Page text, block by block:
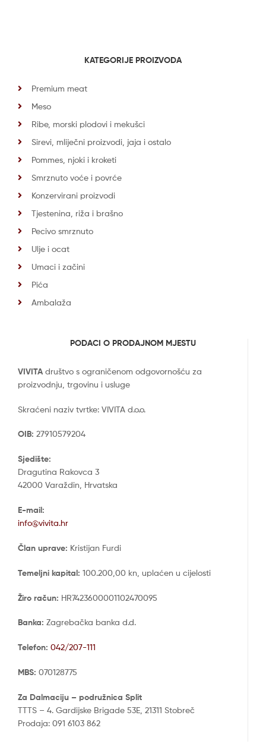
KATEGORIJE PROIZVODA
Premium meat
Meso
Ribe, morski plodovi i mekušci
Sirevi, mliječni proizvodi, jaja i ostalo
Pommes, njoki i kroketi
Smrznuto voće i povrće
Konzervirani proizvodi
Tjestenina, riža i brašno
Pecivo smrznuto
Ulje i ocat
Umaci i začini
Pića
Ambalaža
PODACI O PRODAJNOM MJESTU
VIVITA društvo s ograničenom odgovornošću za
proizvodnju, trgovinu i usluge
Skraćeni naziv tvrtke: VIVITA d.o.o.
OIB: 27910579204
Sjedište:
Dragutina Rakovca 3
42000 Varaždin, Hrvatska
E-mail:
info@vivita.hr
Član uprave: Kristijan Furdi
Temeljni kapital: 100.200,00 kn, uplaćen u cijelosti
Žiro račun: HR7423600001102470095
Banka: Zagrebačka banka d.d.
Telefon: 042/207-111
MBS: 070128775
Za Dalmaciju – podružnica Split
TTTS – 4. Gardijske Brigade 53E, 21311 Stobreč
Prodaja: 091 6103 862